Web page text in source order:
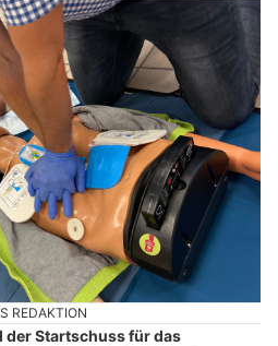
REDAKTION
der Startschuss für das